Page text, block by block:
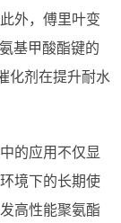
外，傅里叶变
基甲酸酯键的
化剂在提升耐水
的应用不仅显
境下的长期使
高性能聚氨酯